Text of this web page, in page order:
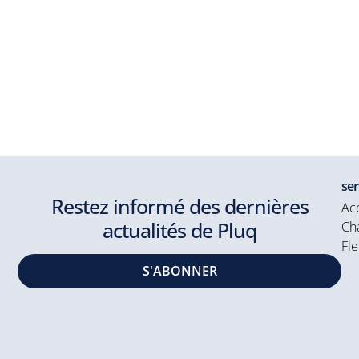
Restez informé des dernières
actualités de Pluq
S'ABONNER